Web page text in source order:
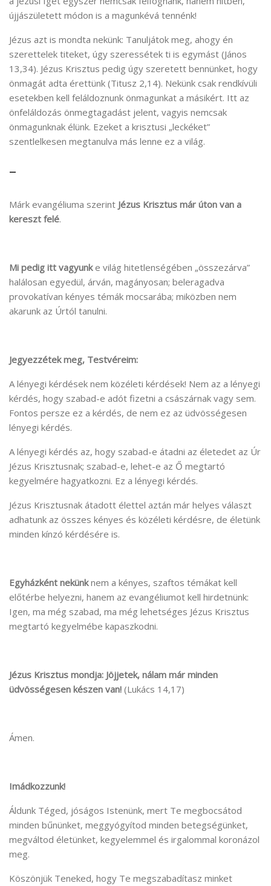
újjászületett módon is a magunkévá tennénk!
Jézus azt is mondta nekünk: Tanuljátok meg, ahogy én
szerettelek titeket, úgy szeressétek ti is egymást (János
13,34). Jézus Krisztus pedig úgy szeretett bennünket, hogy
önmagát adta érettünk (Titusz 2,14). Nekünk csak rendkívüli
esetekben kell feláldoznunk önmagunkat a másikért. Itt az
önfeláldozás önmegtagadást jelent, vagyis nemcsak
önmagunknak élünk. Ezeket a krisztusi „leckéket”
szentlelkesen megtanulva más lenne ez a világ.
–
Márk evangéliuma szerint Jézus Krisztus már úton van a
kereszt felé.
Mi pedig itt vagyunke világ hitetlenségében „összezárva”
halálosan egyedül, árván, magányosan; beleragadva
provokatívan kényes témák mocsarába; miközben nem
akarunk az Úrtól tanulni.
Jegyezzétek meg, Testvéreim:
A lényegi kérdések nem közéleti kérdések! Nem az a lényegi
kérdés, hogy szabad-e adót fizetni a császárnak vagy sem.
Fontos persze ez a kérdés, de nem ez az üdvösségesen
lényegi kérdés.
A lényegi kérdés az, hogy szabad-e átadni az életedet az Úr
Jézus Krisztusnak; szabad-e, lehet-e az Ő megtartó
kegyelmére hagyatkozni. Ez a lényegi kérdés.
Jézus Krisztusnak átadott élettel aztán már helyes választ
adhatunk az összes kényes és közéleti kérdésre, de életünk
minden kínzó kérdésére is.
Egyházként nekünknem a kényes, szaftos témákat kell
előtérbe helyezni, hanem az evangéliumot kell hirdetnünk:
Igen, ma még szabad, ma még lehetséges Jézus Krisztus
megtartó kegyelmébe kapaszkodni.
Jézus Krisztus mondja: Jöjjetek, nálam már minden
üdvösségesen készen van! (Lukács 14,17)
Ámen.
Imádkozzunk!
Áldunk Téged, jóságos Istenünk, mert Te megbocsátod
minden bűnünket, meggyógyítod minden betegségünket,
megváltod életünket, kegyelemmel és irgalommal koronázol
meg.
Köszönjük Teneked, hogy Te megszabadítasz minket